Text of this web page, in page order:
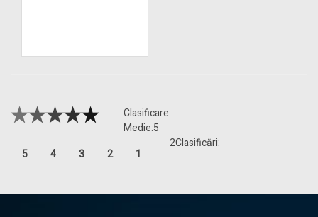
Clasificare
Medie:5
Clasificări:
2
5 4 3 2 1